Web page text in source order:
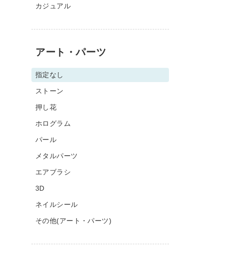
カジュアル
アート・パーツ
指定なし
ストーン
押し花
ホログラム
パール
メタルパーツ
エアブラシ
3D
ネイルシール
その他(アート・パーツ)